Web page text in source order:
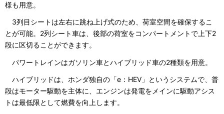
様も用意。
3列目シートは左右に跳ね上げ式のため、荷室空間を確保するこ
とが可能。2列シート車は、後部の荷室をコンパートメントで上下2
段に区切ることができます。
パワートレインはガソリン車とハイブリッド車の2種類を用意。
ハイブリッドは、ホンダ独自の「e：HEV」というシステムで、普
段はモーター駆動を主体に、エンジンは発電をメインに駆動アシス
トは最低限として燃費を向上します。